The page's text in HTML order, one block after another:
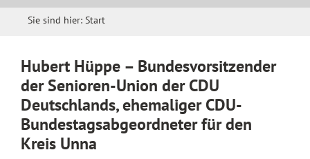
Sie sind hier: Start
Hubert Hüppe – Bundesvorsitzender
der Senioren-Union der CDU
Deutschlands, ehemaliger CDU-
Bundestagsabgeordneter für den
Kreis Unna